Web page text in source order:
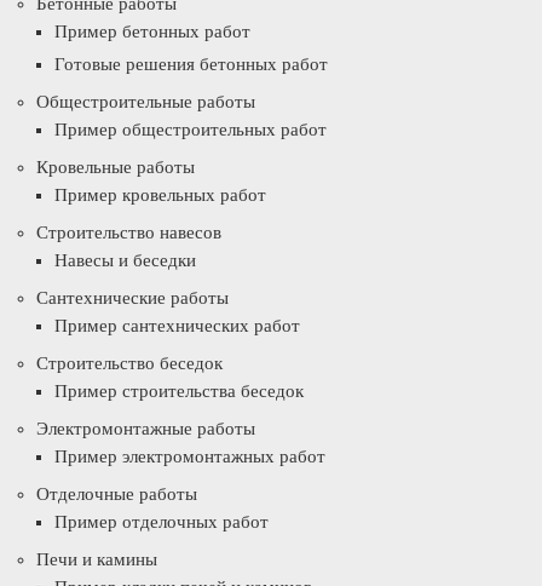
Пример бетонных работ
Готовые решения бетонных работ
Общестроительные работы
Пример общестроительных работ
Кровельные работы
Пример кровельных работ
Строительство навесов
Навесы и беседки
Сантехнические работы
Пример сантехнических работ
Строительство беседок
Пример строительства беседок
Электромонтажные работы
Пример электромонтажных работ
Отделочные работы
Пример отделочных работ
Печи и камины